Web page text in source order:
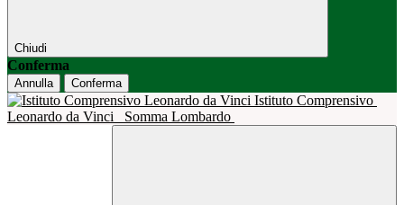
Chiudi
Conferma
Annulla Conferma
Istituto Comprensivo
Leonardo da Vinci
Somma Lombardo